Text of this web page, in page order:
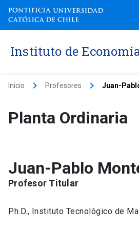
Instituto de
Inicio keyboard_arrow_right Profesores keyboard_arrow_right Juan-
Planta Ordinaria
Juan-Pablo
Profesor Titular
Ph.D., Instituto Tecnológico de